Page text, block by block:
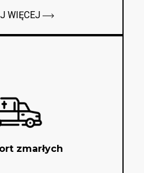
WIĘCEJ
zmarłych